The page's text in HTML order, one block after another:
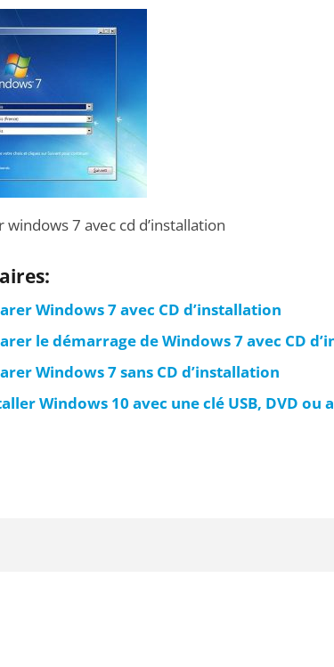
7 avec cd d’installation
Windows 7 avec CD d’installation
le démarrage de Windows 7 avec CD
Windows 7 sans CD d’installation
Windows 10 avec une clé USB, DVD ou